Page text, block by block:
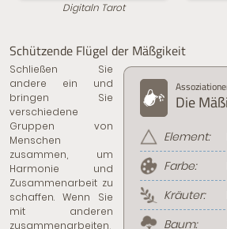
Digitaln Tarot
Schützende Flügel der Mäßgikeit
Die
Element:
Farbe:
Kräuter:
Baum:
Schließen Sie
andere ein und
bringen Sie
verschiedene
Gruppen von
Menschen
zusammen, um
Harmonie und
Zusammenarbeit zu
schaffen. Wenn Sie
mit anderen
zusammenarbeiten,